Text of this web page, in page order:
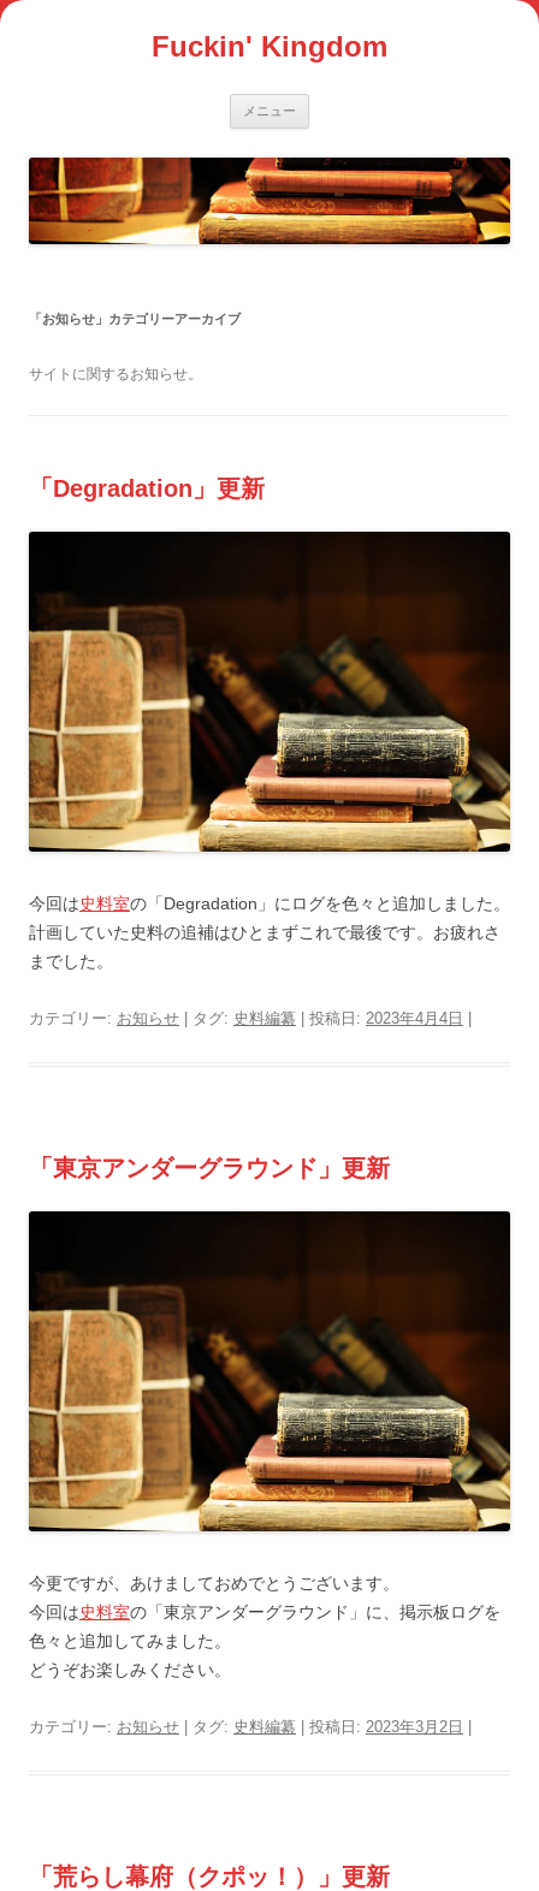
プ
Fuckin' Kingdom
メニュー
「お知らせ 」カテゴリーアーカイブ
サイトに関するお知らせ。
「Degradation」更新
今回は史料室の「Degradation」にログを色々と追加しました。
計画していた史料の追補はひとまずこれで最後です。お疲れさ
までした。
カテゴリー: お知らせ | タグ: 史料編纂 | 投稿日: 2023年4月4日
「東京アンダーグラウンド」更新
今更ですが、あけましておめでとうございます。
今回は史料室の「東京アンダーグラウンド」に、掲示板ログを
色々と追加してみました。
どうぞお楽しみください。
カテゴリー: お知らせ | タグ: 史料編纂 | 投稿日: 2023年3月2日
「荒らし幕府（クポッ！）」更新